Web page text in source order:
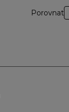
Porovnat